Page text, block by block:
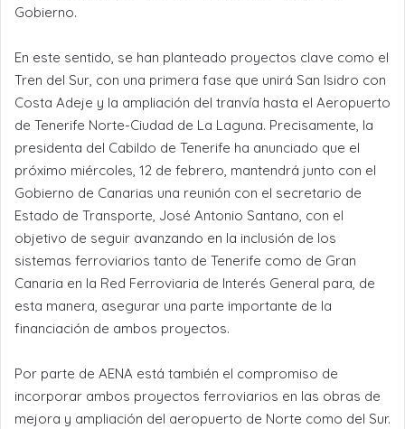
Gobierno.
En este sentido, se han planteado proyectos clave como el
Tren del Sur, con una primera fase que unirá San Isidro con
Costa Adeje y la ampliación del tranvía hasta el Aeropuerto
de Tenerife Norte-Ciudad de La Laguna. Precisamente, la
presidenta del Cabildo de Tenerife ha anunciado que el
próximo miércoles, 12 de febrero, mantendrá junto con el
Gobierno de Canarias una reunión con el secretario de
Estado de Transporte, José Antonio Santano, con el
objetivo de seguir avanzando en la inclusión de los
sistemas ferroviarios tanto de Tenerife como de Gran
Canaria en la Red Ferroviaria de Interés General para, de
esta manera, asegurar una parte importante de la
financiación de ambos proyectos.
Por parte de AENA está también el compromiso de
incorporar ambos proyectos ferroviarios en las obras de
mejora y ampliación del aeropuerto de Norte como del Sur.